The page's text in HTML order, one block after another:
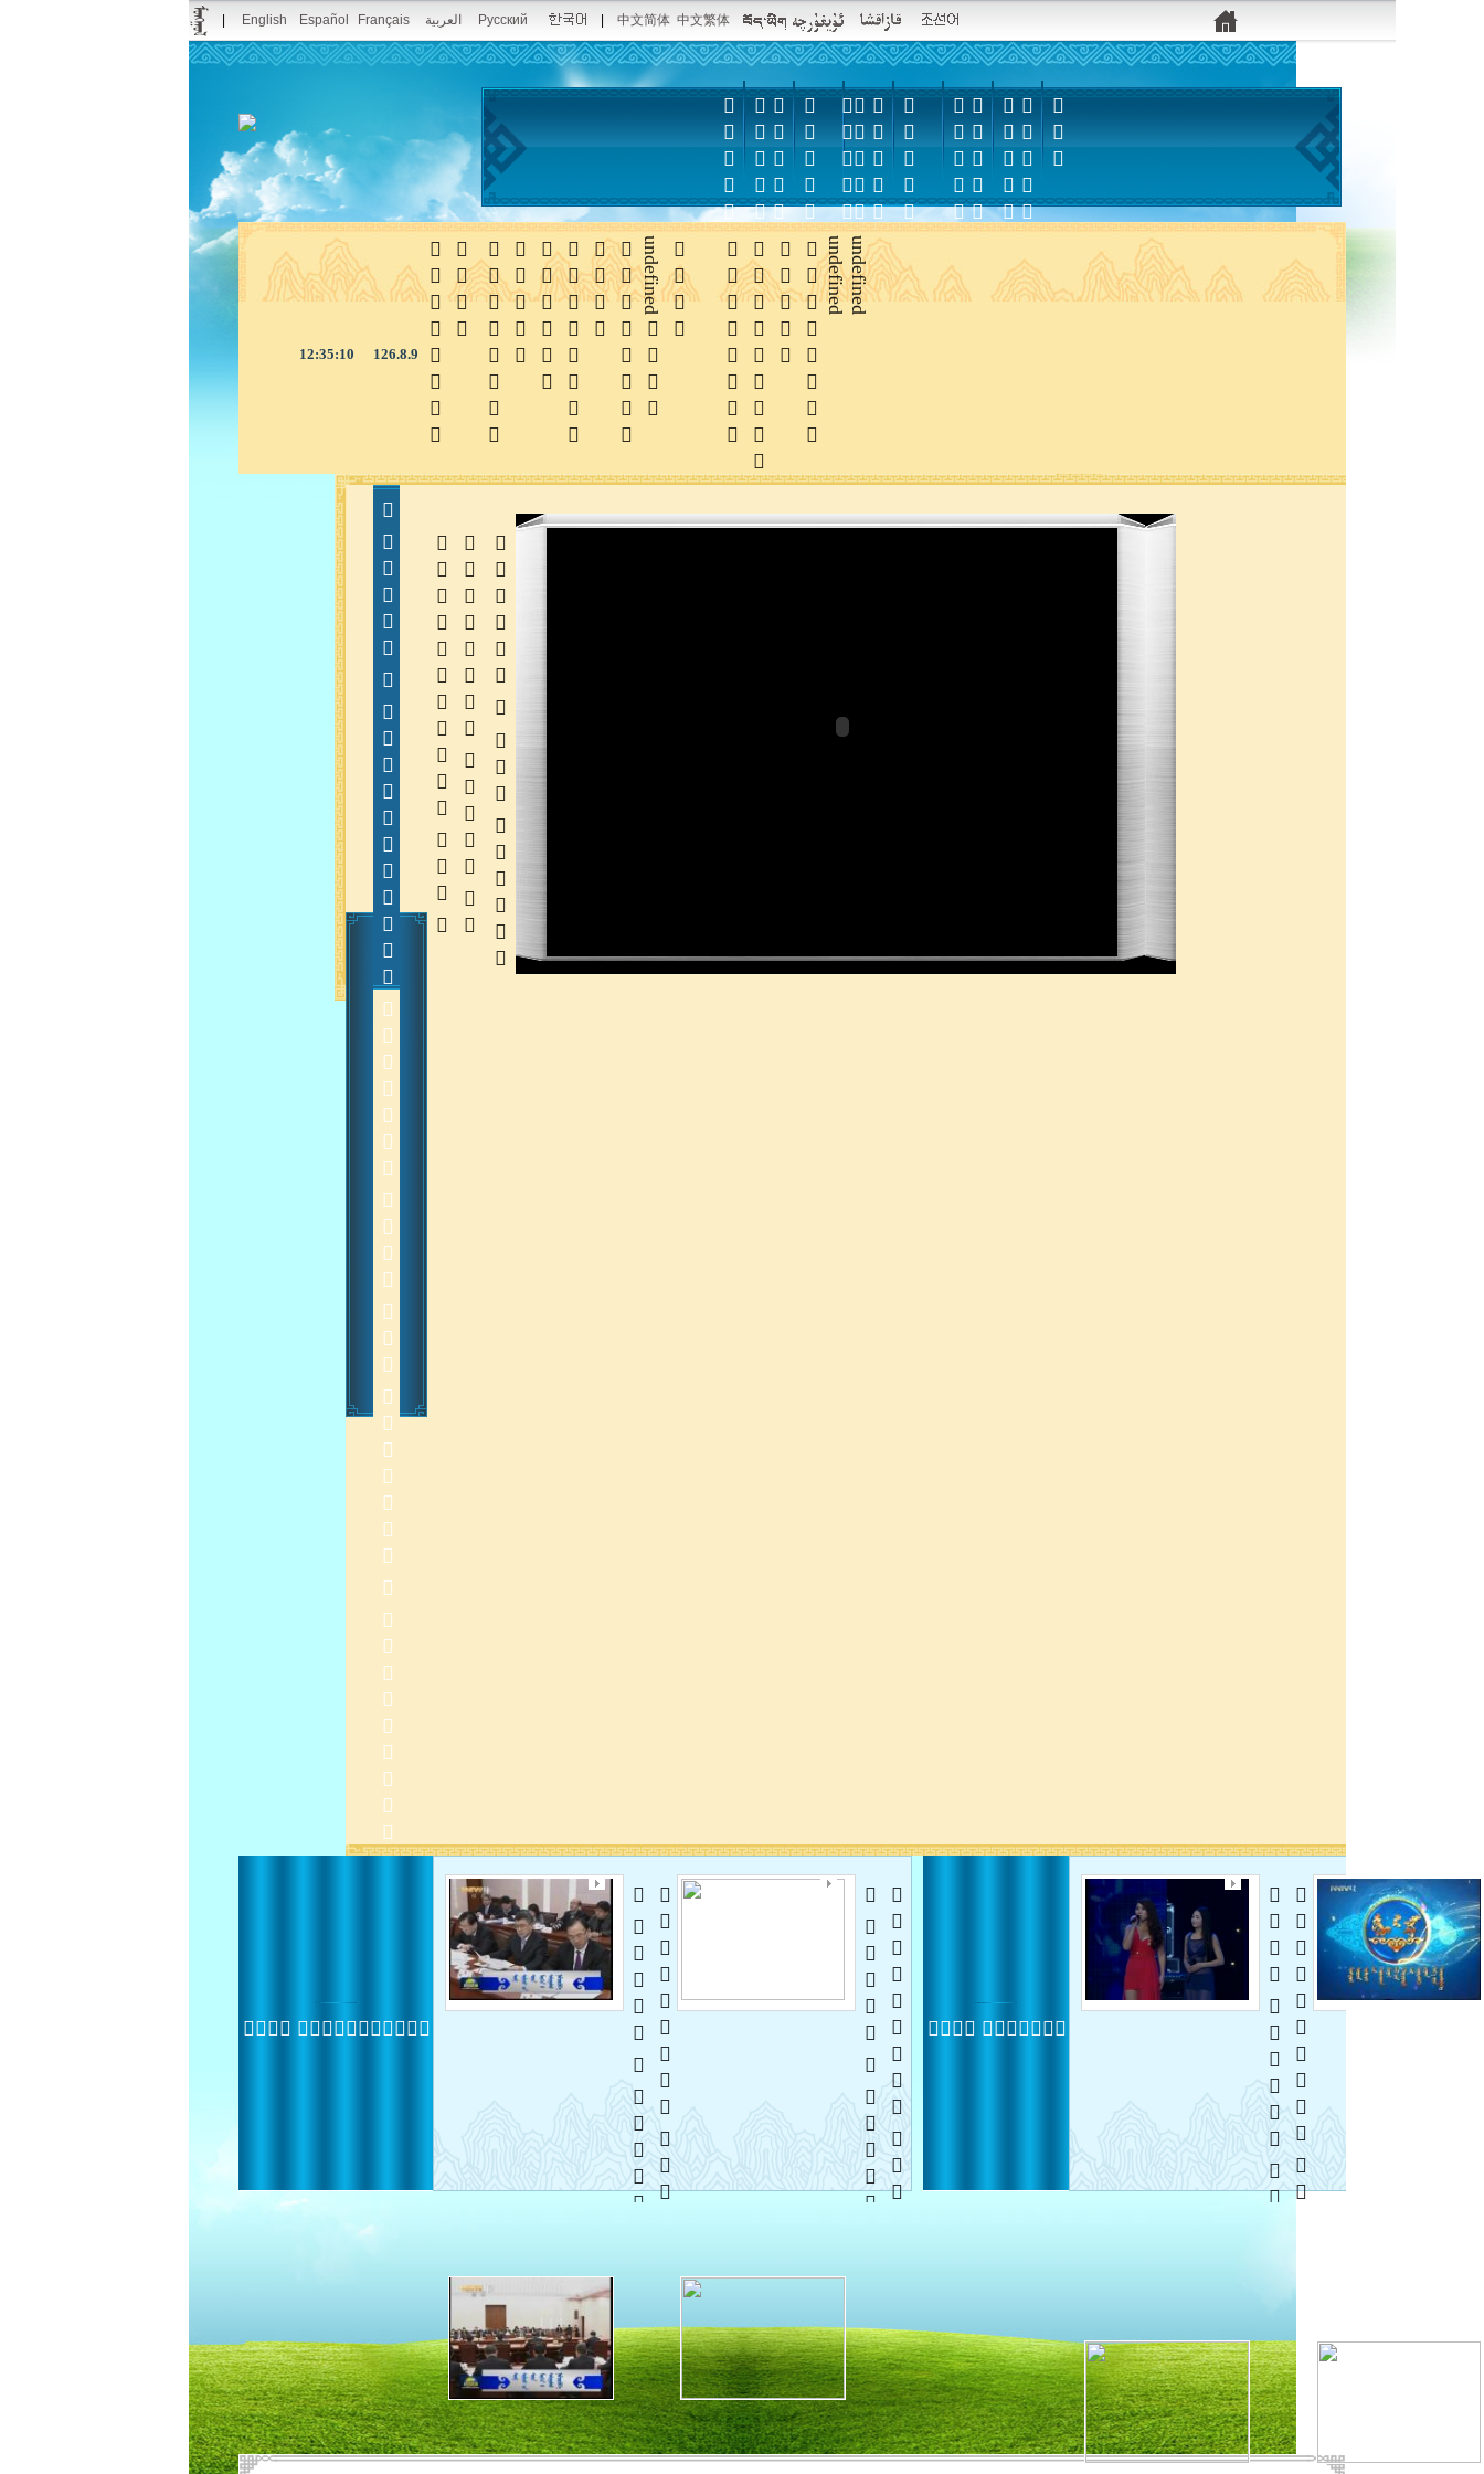
English Español Français العربية Русский 中文简体 中文繁体

 
  

 
 

12:35:10 126.8.9

 
undefined





 undefined
undefined




              
    
   
     
       
  